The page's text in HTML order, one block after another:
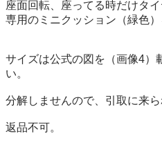
座面回転、座ってる時だけタイ
専用のミニクッション（緑色）
サイズは公式の図を（画像4）
い。
分解しませんので、引取に来ら
返品不可。